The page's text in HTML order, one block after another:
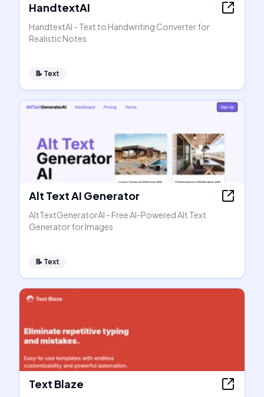
HandtextAI
HandtextAI - Text to Handwriting Converter for
Realistic Notes
📝 Text
Alt Text AI Generator
AltTextGeneratorAI - Free AI-Powered Alt Text
Generator for Images
📝 Text
Text Blaze